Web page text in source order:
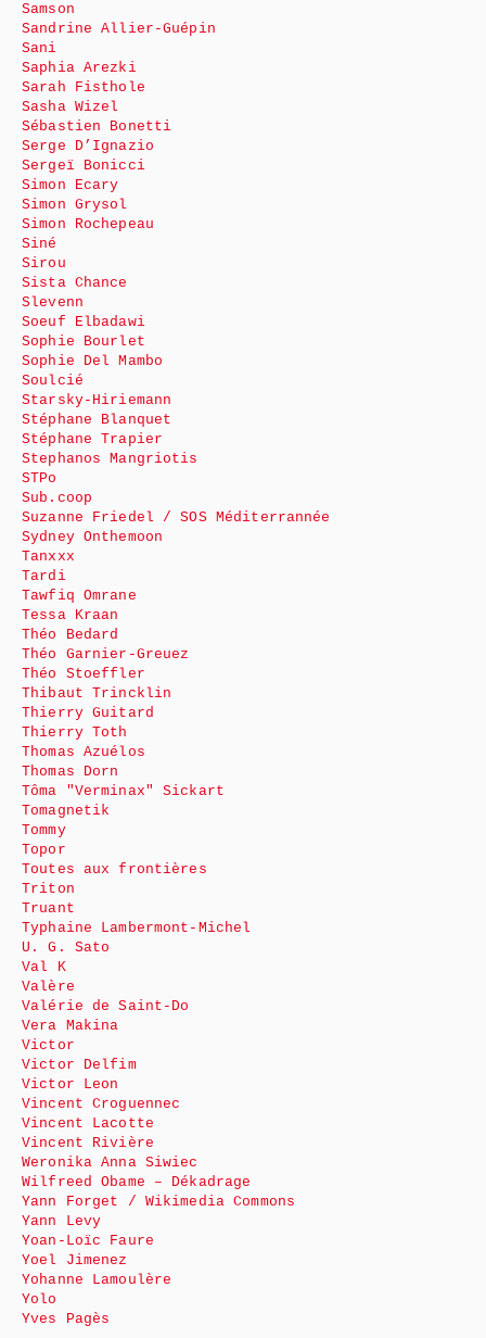
Samson
Sandrine Allier-Guépin
Sani
Saphia Arezki
Sarah Fisthole
Sasha Wizel
Sébastien Bonetti
Serge D’Ignazio
Sergeï Bonicci
Simon Ecary
Simon Grysol
Simon Rochepeau
Siné
Sirou
Sista Chance
Slevenn
Soeuf Elbadawi
Sophie Bourlet
Sophie Del Mambo
Soulcié
Starsky-Hiriemann
Stéphane Blanquet
Stéphane Trapier
Stephanos Mangriotis
STPo
Sub.coop
Suzanne Friedel / SOS Méditerrannée
Sydney Onthemoon
Tanxxx
Tardi
Tawfiq Omrane
Tessa Kraan
Théo Bedard
Théo Garnier-Greuez
Théo Stoeffler
Thibaut Trincklin
Thierry Guitard
Thierry Toth
Thomas Azuélos
Thomas Dorn
Tôma "Verminax" Sickart
Tomagnetik
Tommy
Topor
Toutes aux frontières
Triton
Truant
Typhaine Lambermont-Michel
U. G. Sato
Val K
Valère
Valérie de Saint-Do
Vera Makina
Victor
Victor Delfim
Victor Leon
Vincent Croguennec
Vincent Lacotte
Vincent Rivière
Weronika Anna Siwiec
Wilfreed Obame – Dékadrage
Yann Forget / Wikimedia Commons
Yann Levy
Yoan-Loïc Faure
Yoel Jimenez
Yohanne Lamoulère
Yolo
Yves Pagès